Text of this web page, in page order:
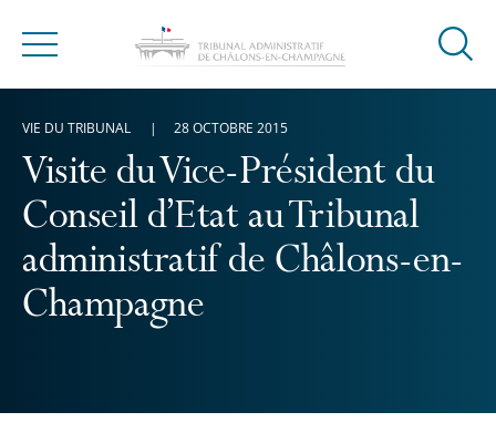
Menu
Ouvrir
Visite du Vice-Président du
Conseil d’Etat au Tribunal
administratif de Châlons-en-
Champagne
VIE DU TRIBUNAL 28 OCTOBRE 2015